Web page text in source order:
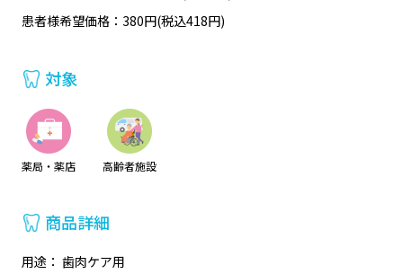
患者様希望価格：380円(税込418円)
対象
薬局・薬店 高齢者施設
商品詳細
用途： 歯肉ケア用